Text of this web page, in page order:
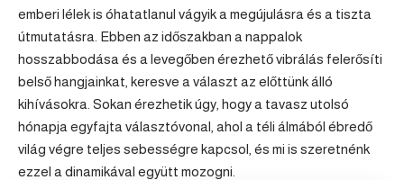
emberi lélek is óhatatlanul vágyik a megújulásra és a tiszta
útmutatásra. Ebben az időszakban a nappalok
hosszabbodása és a levegőben érezhető vibrálás felerősíti
belső hangjainkat, keresve a választ az előttünk álló
kihívásokra. Sokan érezhetik úgy, hogy a tavasz utolsó
hónapja egyfajta választóvonal, ahol a téli álmából ébredő
világ végre teljes sebességre kapcsol, és mi is szeretnénk
ezzel a dinamikával együtt mozogni.